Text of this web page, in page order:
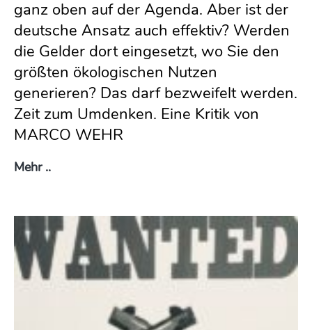
ganz oben auf der Agenda. Aber ist der
deutsche Ansatz auch effektiv? Werden
die Gelder dort eingesetzt, wo Sie den
größten ökologischen Nutzen
generieren? Das darf bezweifelt werden.
Zeit zum Umdenken. Eine Kritik von
MARCO WEHR
Mehr ..Retten wir das Klima? Oder beruhigen wir nur